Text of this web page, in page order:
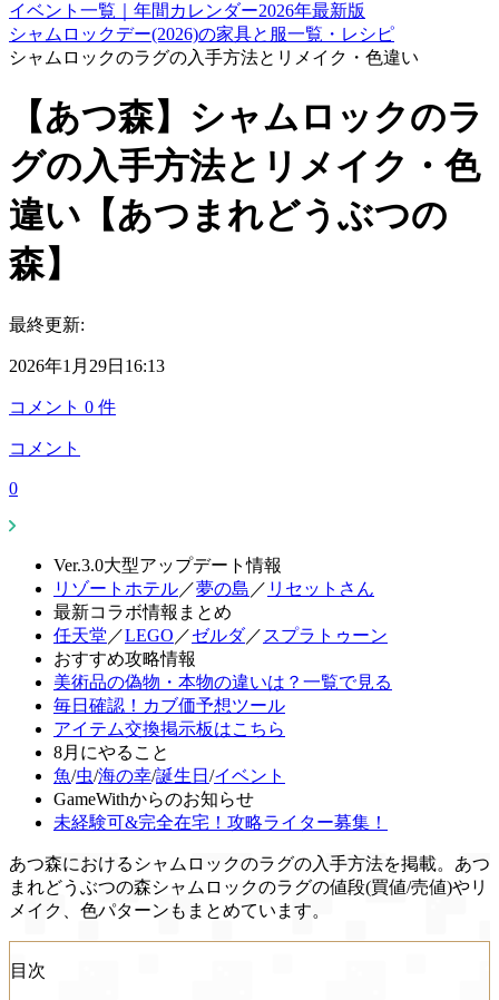
イベント一覧｜年間カレンダー2026年最新版
シャムロックデー(2026)の家具と服一覧・レシピ
シャムロックのラグの入手方法とリメイク・色違い
【あつ森】シャムロックのラ
グの入手方法とリメイク・色
違い【あつまれどうぶつの
森】
最終更新:
2026年1月29日16:13
コメント 0 件
コメント
0
Ver.3.0大型アップデート情報
リゾートホテル／夢の島 ／ リセットさん
最新コラボ情報まとめ
任天堂 ／LEGO ／ゼルダ／ スプラトゥーン
おすすめ攻略情報
美術品の偽物・本物の違いは？一覧で見る
毎日確認！カブ価予想ツール
アイテム交換掲示板はこちら
8月にやること
魚/虫/海の幸/誕生日 /イベント
GameWithからのお知らせ
未経験可&完全在宅！攻略ライター募集！
あつ森におけるシャムロックのラグの入手方法を掲載。あつ
まれどうぶつの森シャムロックのラグの値段(買値/売値)やリ
メイク、色パターンもまとめています。
目次